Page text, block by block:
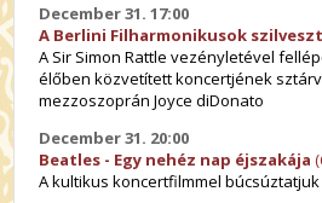
December 31. 17:00
A Berlini Filharmonikusok
A Sir Simon Rattle vezényletével
élőben közvetített koncertjének
mezzoszoprán Joyce diDonato
December 31. 20:00
Beatles - Egy nehéz nap éjszakája
A kultikus koncertfilmmel